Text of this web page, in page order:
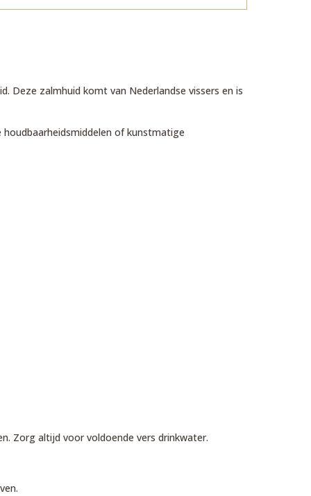
Deze zalmhuid komt van Nederlandse vissers en is
of kunstmatige
Zorg altijd voor voldoende vers drinkwater.